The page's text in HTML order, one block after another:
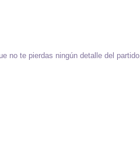
no te pierdas ningún detalle del partido.